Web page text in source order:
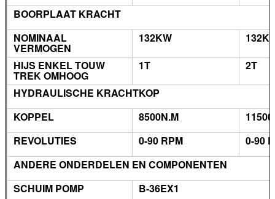
BOORPLAAT KRACHT
NOMINAAL
VERMOGEN
132KW
HIJS ENKEL TOUW
TREK OMHOOG
1T
2T
HYDRAULISCHE KRACHTKOP
KOPPEL
8500N.M
REVOLUTIES
0-90 RPM
0-90
ANDERE ONDERDELEN EN COMPONENTEN
SCHUIM POMP
B-36EX1